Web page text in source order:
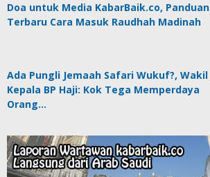
Doa untuk Media KabarBaik.co, Panduan
Terbaru Cara Masuk Raudhah Madinah
Ada Pungli Jemaah Safari Wukuf?, Wakil
Kepala BP Haji: Kok Tega Memperdaya
Orang…